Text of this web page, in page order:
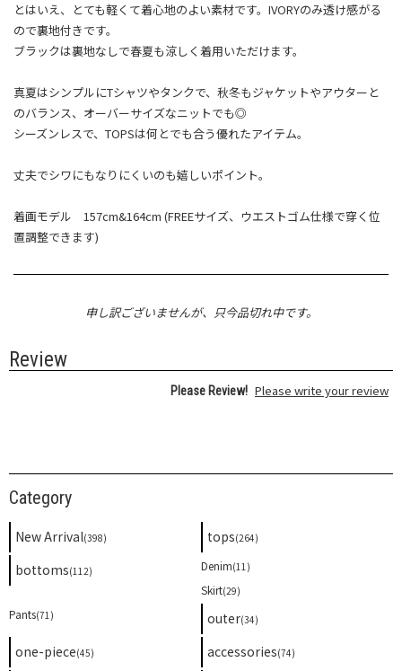
とはいえ、とても軽くて着心地のよい素材です。IVORYのみ透け感がる
ので裏地付きです。
ブラックは裏地なしで春夏も涼しく着用いただけます。
真夏はシンプルにTシャツやタンクで、秋冬もジャケットやアウターと
のバランス、オーバーサイズなニットでも◎
シーズンレスで、TOPSは何とでも合う優れたアイテム。
丈夫でシワにもなりにくいのも嬉しいポイント。
着画モデル 157cm&164cm (FREEサイズ、ウエストゴム仕様で穿く位
置調整できます)
申し訳ございませんが、只今品切れ中です。
Review
Please Review! Please write your review
Category
New Arrival(398) tops(264)
bottoms(112) Denim(11)
Skirt(29)
Pants(71) outer(34)
one-piece(45) accessories(74)